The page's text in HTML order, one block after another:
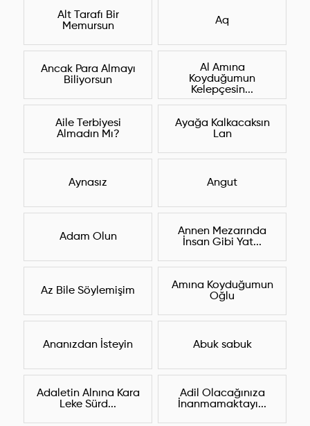
Alt Tarafı Bir
Memursun
Aq
Ancak Para Almayı
Biliyorsun
Al Amına
Koyduğumun
Kelepçesin...
Aile Terbiyesi
Almadın Mı?
Ayağa Kalkacaksın
Lan
Aynasız Angut
Adam Olun
Annen Mezarında
İnsan Gibi Yat...
Az Bile Söylemişim
Amına Koyduğumun
Oğlu
Ananızdan İsteyin Abuk sabuk
Adaletin Alnına Kara
Leke Sürd...
Adil Olacağınıza
İnanmamaktayı...